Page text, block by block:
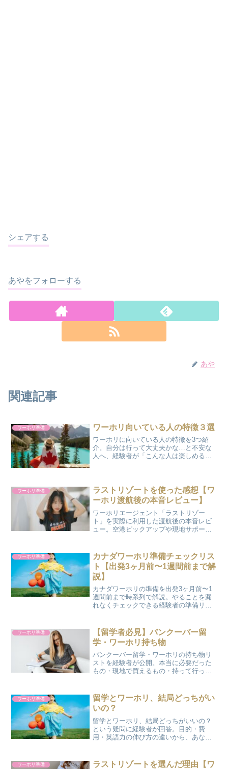
シェアする
あやをフォローする
あや
関連記事
ワーホリ準備 ワーホリ向いている人の特徴３選
ワーホリに向いている人の特徴を3つ紹
介。自分は行って大丈夫かな…と不安な
人へ、経験者が「こんな人は楽しめる」
ワーホリ準備
ラストリゾートを使った感想【ワ
ーホリ渡航後の本音レビュー】
ワーホリエージェント「ラストリゾー
ト」を実際に利用した渡航後の本音レビ
ュー。空港ピックアップや現地サポー
ワーホリ準備
カナダワーホリ準備チェックリス
ト【出発3ヶ月前〜1週間前まで解
説】
カナダワーホリの準備を出発3ヶ月前〜1
週間前まで時系列で解説。やることを漏
れなくチェックできる経験者の準備リス
ワーホリ準備
【留学者必見】バンクーバー留
学・ワーホリ持ち物
バンクーバー留学・ワーホリの持ち物リ
ストを経験者が公開。本当に必要だった
もの・現地で買えるもの・持って行って
ワーホリ準備
留学とワーホリ、結局どっちがい
いの？
留学とワーホリ、結局どっちがいいの？
という疑問に経験者が回答。目的・費
用・英語力の伸び方の違いから、あなた
ワーホリ準備
ラストリゾートを選んだ理由【ワ